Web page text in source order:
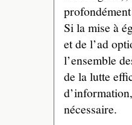
Si la mise à
et de l’ad
l’ensemble
de la lutte
nécessaire.